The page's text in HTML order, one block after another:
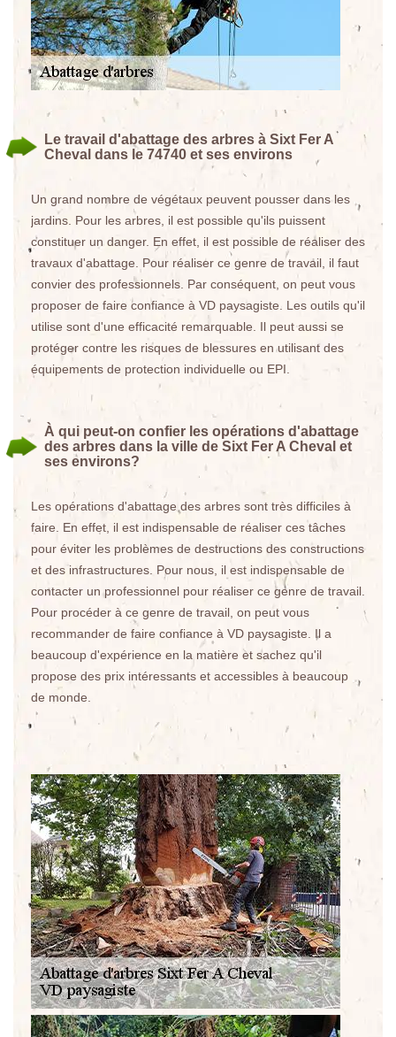
Le travail d'abattage des arbres à Sixt Fer A
Cheval dans le 74740 et ses environs
Un grand nombre de végétaux peuvent pousser dans les
jardins. Pour les arbres, il est possible qu'ils puissent
constituer un danger. En effet, il est possible de réaliser des
travaux d'abattage. Pour réaliser ce genre de travail, il faut
convier des professionnels. Par conséquent, on peut vous
proposer de faire confiance à VD paysagiste. Les outils qu'il
utilise sont d'une efficacité remarquable. Il peut aussi se
protéger contre les risques de blessures en utilisant des
équipements de protection individuelle ou EPI.
À qui peut-on confier les opérations d'abattage
des arbres dans la ville de Sixt Fer A Cheval et
ses environs?
Les opérations d'abattage des arbres sont très difficiles à
faire. En effet, il est indispensable de réaliser ces tâches
pour éviter les problèmes de destructions des constructions
et des infrastructures. Pour nous, il est indispensable de
contacter un professionnel pour réaliser ce genre de travail.
Pour procéder à ce genre de travail, on peut vous
recommander de faire confiance à VD paysagiste. Il a
beaucoup d'expérience en la matière et sachez qu'il
propose des prix intéressants et accessibles à beaucoup
de monde.